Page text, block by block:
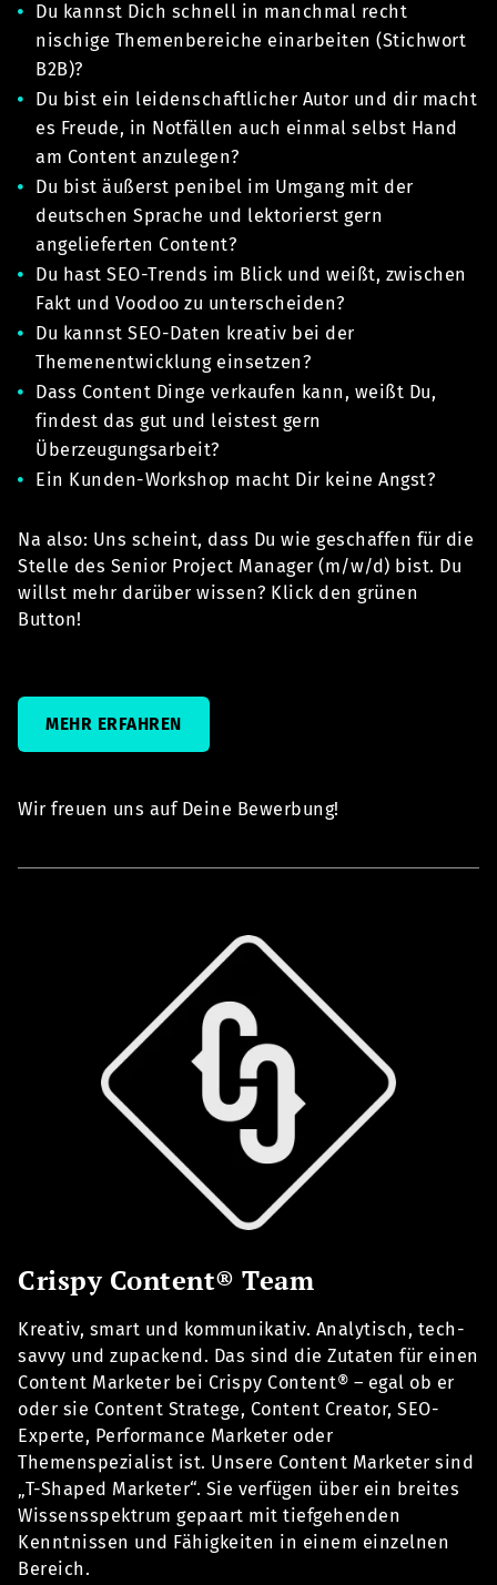
Du kannst Dich schnell in manchmal recht
nischige Themenbereiche einarbeiten (Stichwort
B2B)?
Du bist ein leidenschaftlicher Autor und dir macht
es Freude, in Notfällen auch einmal selbst Hand
am Content anzulegen?
Du bist äußerst penibel im Umgang mit der
deutschen Sprache und lektorierst gern
angelieferten Content?
Du hast SEO-Trends im Blick und weißt, zwischen
Fakt und Voodoo zu unterscheiden?
Du kannst SEO-Daten kreativ bei der
Themenentwicklung einsetzen?
Dass Content Dinge verkaufen kann, weißt Du,
findest das gut und leistest gern
Überzeugungsarbeit?
Ein Kunden-Workshop macht Dir keine Angst?
Na also: Uns scheint, dass Du wie geschaffen für die
Stelle des Senior Project Manager (m/w/d) bist. Du
willst mehr darüber wissen? Klick den grünen
Button!
MEHR ERFAHREN
Wir freuen uns auf Deine Bewerbung!
Crispy Content® Team
Kreativ, smart und kommunikativ. Analytisch, tech-
savvy und zupackend. Das sind die Zutaten für einen
Content Marketer bei Crispy Content® – egal ob er
oder sie Content Stratege, Content Creator, SEO-
Experte, Performance Marketer oder
Themenspezialist ist. Unsere Content Marketer sind
„T-Shaped Marketer“. Sie verfügen über ein breites
Wissensspektrum gepaart mit tiefgehenden
Kenntnissen und Fähigkeiten in einem einzelnen
Bereich.